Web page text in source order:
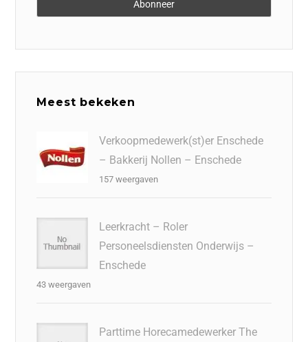
Meest bekeken
Verkoopmedewerk(st)er Enschede
– Bakkerij Nollen – Enschede
157 weergaven
Leerkracht – Roler
Personeelsdiensten Onderwijs –
Enschede
43 weergaven
Parttime Horecamedewerker The